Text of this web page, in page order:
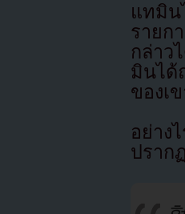
แทมิน
รายก
กล่าว
มินได้
ของเ
อย่าง
ปราก